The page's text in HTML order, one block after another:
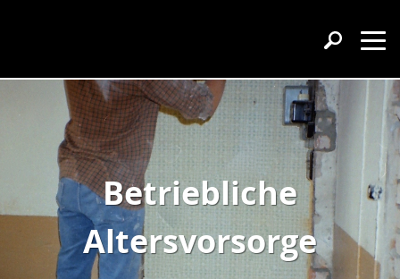
Betriebliche
Altersvorsorge